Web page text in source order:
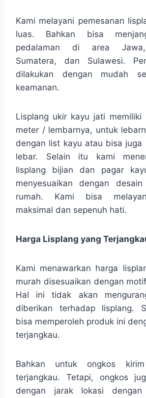
Kami melayani pemesanan
luas. Bahkan bisa
pedalaman di area Jawa,
Sumatera, dan Sulawesi.
dilakukan dengan mudah
keamanan.
Lisplang ukir kayu jati memiliki
meter / lembarnya, untuk
dengan list kayu atau bisa juga
lebar. Selain itu kami
lisplang bijian dan pagar
menyesuaikan dengan
rumah. Kami bisa
maksimal dan sepenuh hati.
Harga Lisplang yang
Kami menawarkan harga
murah disesuaikan dengan
Hal ini tidak akan
diberikan terhadap lisplang.
bisa memperoleh produk ini
terjangkau.
Bahkan untuk ongkos
terjangkau. Tetapi, ongkos
dengan jarak lokasi